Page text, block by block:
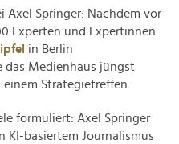
Axel Springer: Nachdem vor
Experten und Expertinnen
in Berlin
das Medienhaus jüngst
Strategietreffen.
formuliert: Axel Springer
KI-basiertem Journalismus